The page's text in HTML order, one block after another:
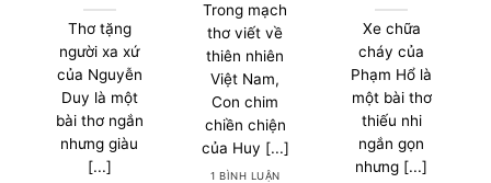
Thơ tặng
người xa xứ
của Nguyễn
Duy là một
bài thơ ngắn
nhưng giàu
[...]
Trong mạch
thơ viết về
thiên nhiên
Việt Nam,
Con chim
chiền chiện
của Huy [...]
1 BÌNH LUẬN
Xe chữa
cháy của
Phạm Hổ là
một bài thơ
thiếu nhi
ngắn gọn
nhưng [...]